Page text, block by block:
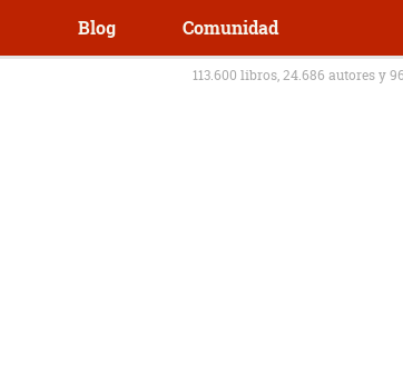
Blog Comunidad
113.600 libros, 24.686 autores y